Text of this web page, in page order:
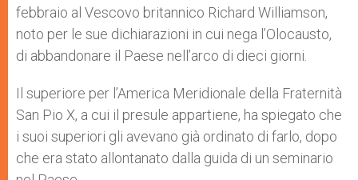
febbraio al Vescovo britannico Richard Williamson,
noto per le sue dichiarazioni in cui nega l’Olocausto,
di abbandonare il Paese nell’arco di dieci giorni.
Il superiore per l’America Meridionale della Fraternità
San Pio X, a cui il presule appartiene, ha spiegato che
i suoi superiori gli avevano già ordinato di farlo, dopo
che era stato allontanato dalla guida di un seminario